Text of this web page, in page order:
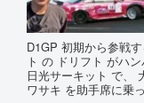
D1GP 初期から参戦
ト の ドリフト がハ
日光サーキット で、
ワサキ を助手席に乗